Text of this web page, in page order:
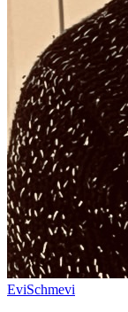
EviSchmevi